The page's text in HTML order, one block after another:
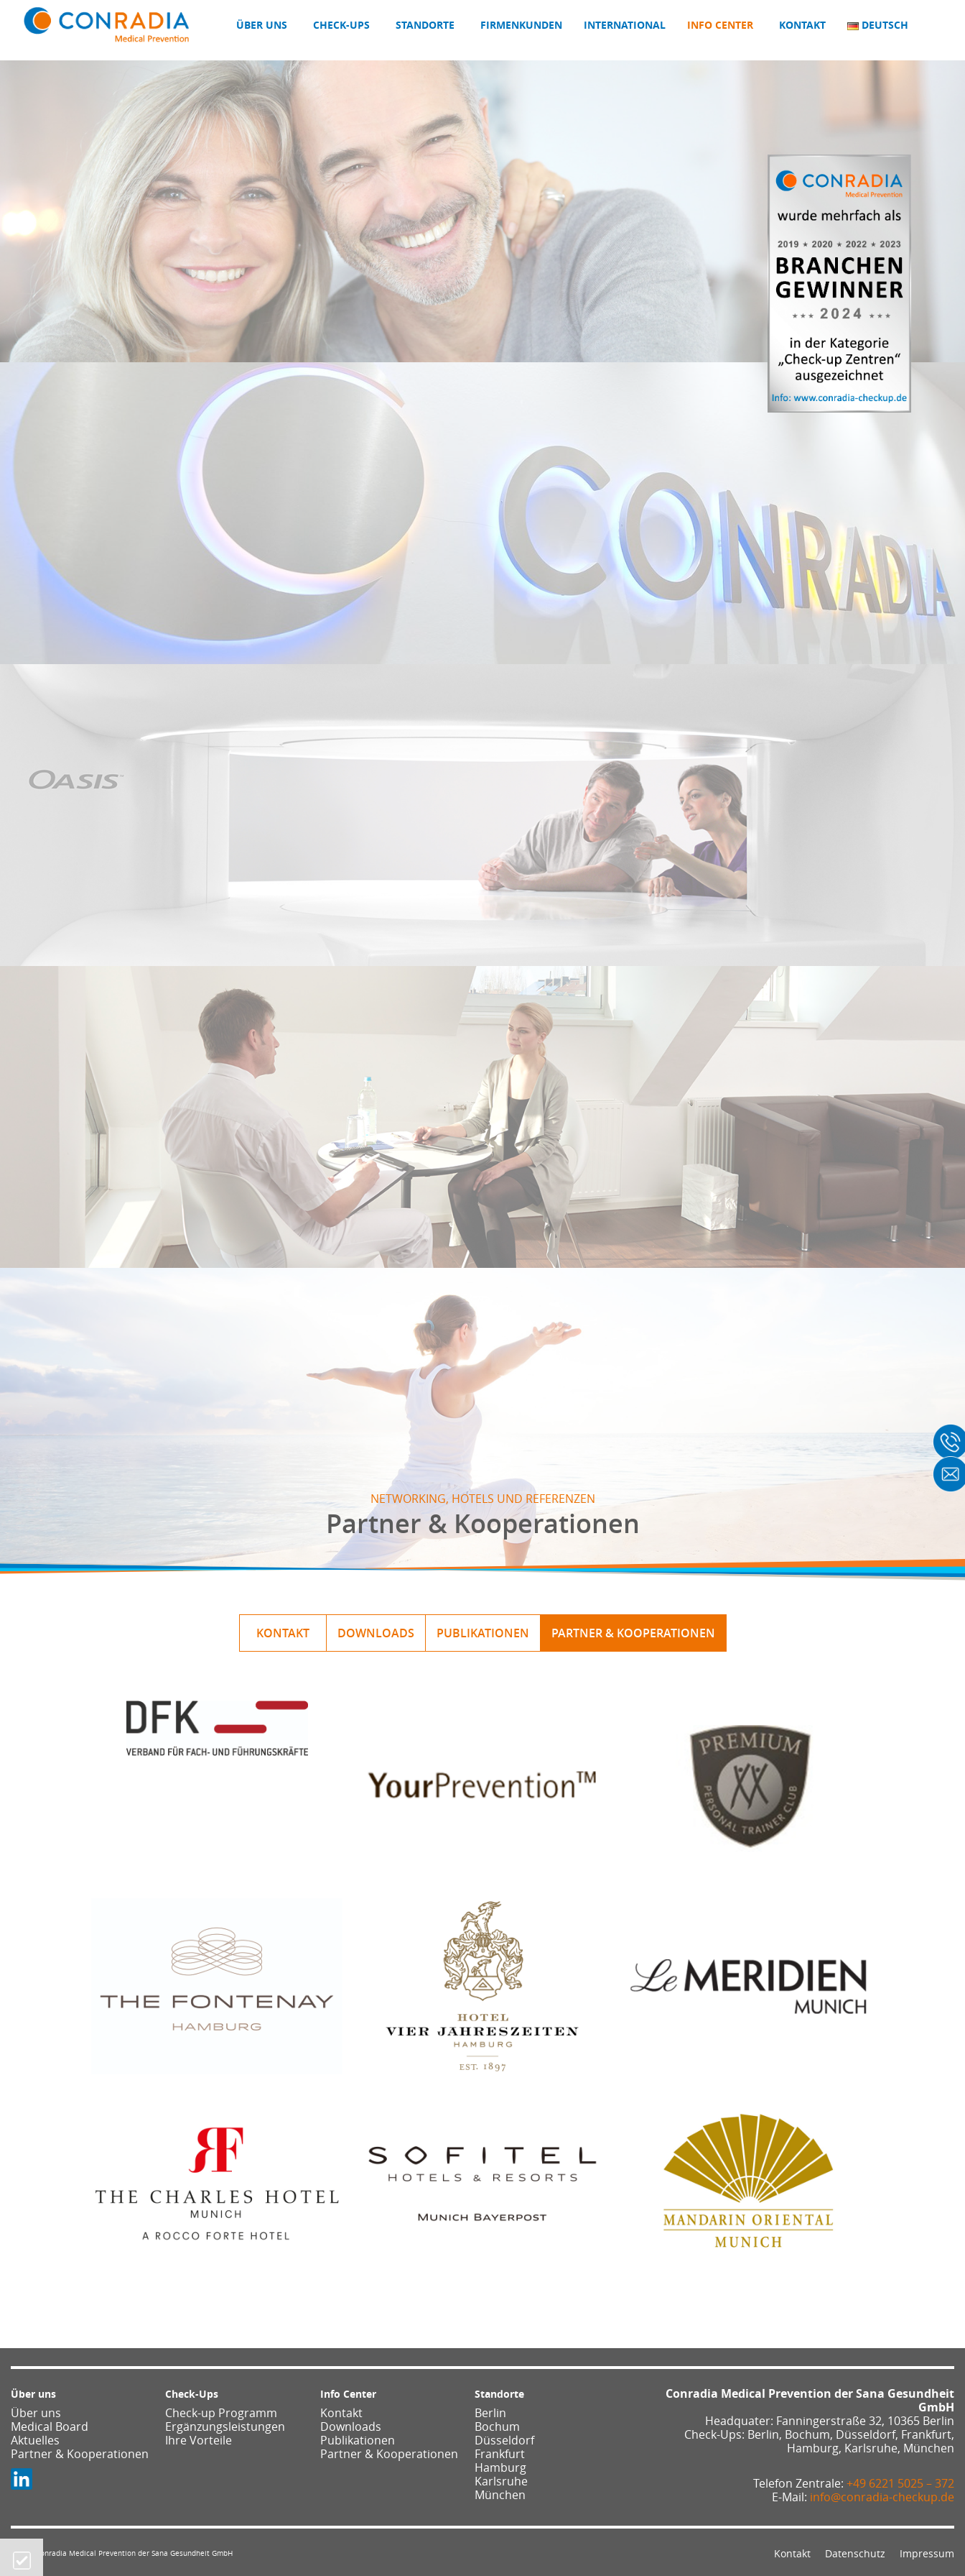
Sidebar_text_1
ÜBER UNS CHECK-UPS STANDORTE FIRMENKUNDEN INTERNATIONAL INFO CENTER KONTAKT DEUTSCH
NETWORKING, HOTELS UND REFERENZEN
Partner & Kooperationen
KONTAKT DOWNLOADS PUBLIKATIONEN PARTNER & KOOPERATIONEN
Über uns
Über uns
Medical Board
Aktuelles
Partner & Kooperationen
Check-Ups
Check-up Programm
Ergänzungsleistungen
Ihre Vorteile
Info Center
Kontakt
Downloads
Publikationen
Partner & Kooperationen
Standorte
Berlin
Bochum
Düsseldorf
Frankfurt
Hamburg
Karlsruhe
München
Conradia Medical Prevention der Sana Gesundheit
GmbH
Headquater: Fanningerstraße 32, 10365 Berlin
Check-Ups: Berlin, Bochum, Düsseldorf, Frankfurt,
Hamburg, Karlsruhe, München
Telefon Zentrale: +49 6221 5025 – 372
E-Mail: info@conradia-checkup.de
©2025 Conradia Medical Prevention der Sana Gesundheit GmbH Kontakt Datenschutz Impressum